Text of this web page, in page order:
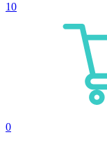
10
0